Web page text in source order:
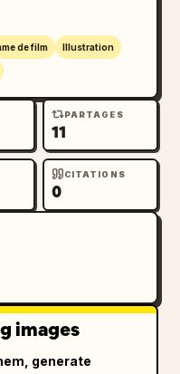
de film Illustration
PARTAGES
11
CITATIONS
0
images
generate